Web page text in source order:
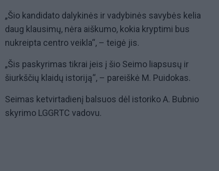
„Šio kandidato dalykinės ir vadybinės savybės kelia
daug klausimų, nėra aiškumo, kokia kryptimi bus
nukreipta centro veikla“, – teigė jis.
„Šis paskyrimas tikrai įeis į šio Seimo liapsusų ir
šiurkščių klaidų istoriją“, – pareiškė M. Puidokas.
Seimas ketvirtadienį balsuos dėl istoriko A. Bubnio
skyrimo LGGRTC vadovu.